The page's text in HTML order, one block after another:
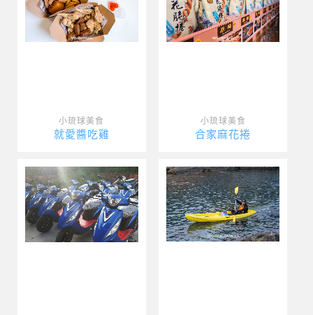
小琉球美食
就愛醬吃雞
小琉球美食
合家麻花捲